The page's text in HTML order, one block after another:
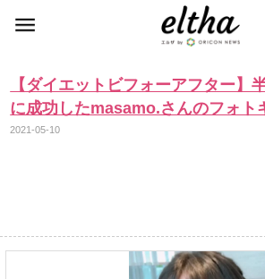
【ダイエットビフォーアフター】
に成功したmasamo.さんのフォト
2021-05-10